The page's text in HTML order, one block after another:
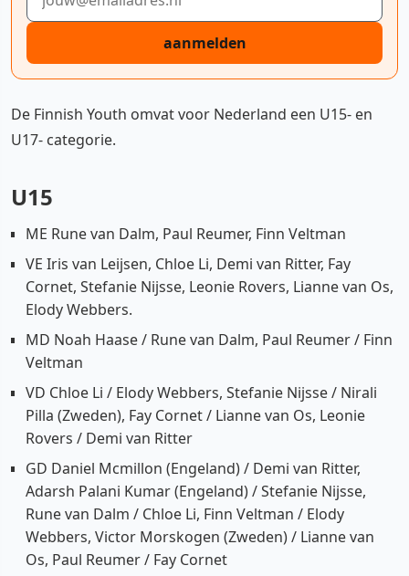
aanmelden
De Finnish Youth omvat voor Nederland een U15- en
U17- categorie.
U15
ME Rune van Dalm, Paul Reumer, Finn Veltman
VE Iris van Leijsen, Chloe Li, Demi van Ritter, Fay
Cornet, Stefanie Nijsse, Leonie Rovers, Lianne van Os,
Elody Webbers.
MD Noah Haase / Rune van Dalm, Paul Reumer / Finn
Veltman
VD Chloe Li / Elody Webbers, Stefanie Nijsse / Nirali
Pilla (Zweden), Fay Cornet / Lianne van Os, Leonie
Rovers / Demi van Ritter
GD Daniel Mcmillon (Engeland) / Demi van Ritter,
Adarsh Palani Kumar (Engeland) / Stefanie Nijsse,
Rune van Dalm / Chloe Li, Finn Veltman / Elody
Webbers, Victor Morskogen (Zweden) / Lianne van
Os, Paul Reumer / Fay Cornet